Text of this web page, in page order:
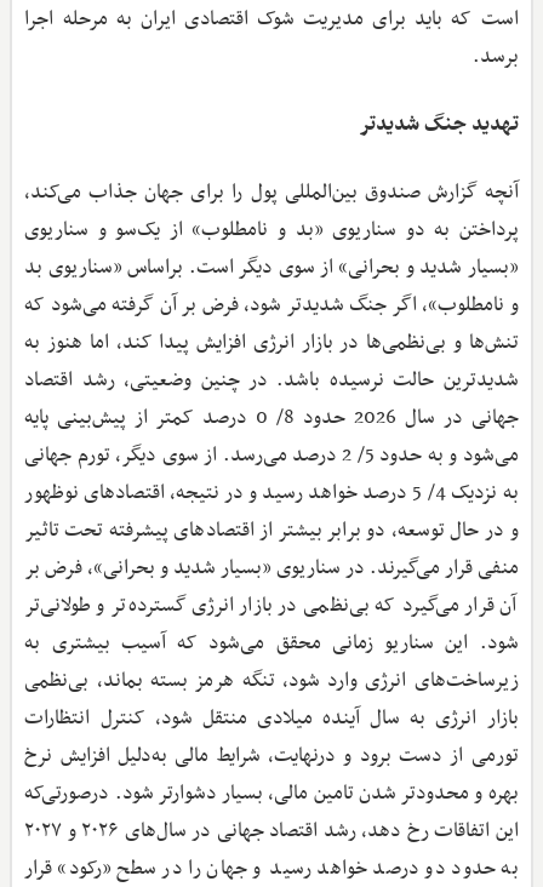
است که باید برای مدیریت شوک اقتصادی ایران به مرحله اجرا
برسد.
تهدید جنگ شدیدتر
آنچه گزارش صندوق بین‌المللی پول را برای جهان جذاب می‌کند،
پرداختن به دو سناریوی «بد و نامطلوب» از یک‌سو و سناریوی
«بسیار شدید و بحرانی» از سوی دیگر است. براساس «سناریوی بد
و نامطلوب»، اگر جنگ شدیدتر شود، فرض بر آن گرفته می‌شود که
تنش‌ها و بی‌نظمی‌ها در بازار انرژی افزایش پیدا کند، اما هنوز به
شدیدترین حالت نرسیده باشد. در چنین وضعیتی، رشد اقتصاد
جهانی در سال 2026 حدود 8/ 0 درصد کمتر از پیش‌بینی پایه
می‌شود و به حدود 5/ 2 درصد می‌رسد. از سوی دیگر، تورم جهانی
به نزدیک 4/ 5 درصد خواهد رسید و در نتیجه، اقتصادهای نوظهور
و در حال توسعه، دو برابر بیشتر از اقتصادهای پیشرفته تحت تاثیر
منفی قرار می‌گیرند. در سناریوی «بسیار شدید و بحرانی»، فرض بر
آن قرار می‌گیرد که بی‌نظمی در بازار انرژی گسترده‌تر و طولانی‌تر
شود. این سناریو زمانی محقق می‌شود که آسیب بیشتری به
زیرساخت‌های انرژی وارد شود، تنگه هرمز بسته بماند، بی‌نظمی
بازار انرژی به سال آینده میلادی منتقل شود، کنترل انتظارات
تورمی از دست برود و درنهایت، شرایط مالی به‌دلیل افزایش نرخ
بهره و محدودتر شدن تامین مالی، بسیار دشوارتر شود. درصورتی‌که
این اتفاقات رخ دهد، رشد اقتصاد جهانی در سال‌های ۲۰۲۶ و ۲۰۲۷
به حدود دو درصد خواهد رسید و جهان را در سطح «رکود» قرار